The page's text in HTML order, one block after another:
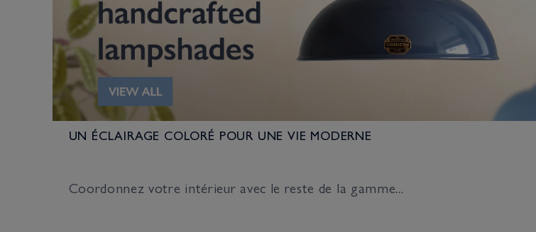
UN ÉCLAIRAGE COLORÉ POUR UNE VIE MODERNE
Coordonnez votre intérieur avec le reste de la gamme...